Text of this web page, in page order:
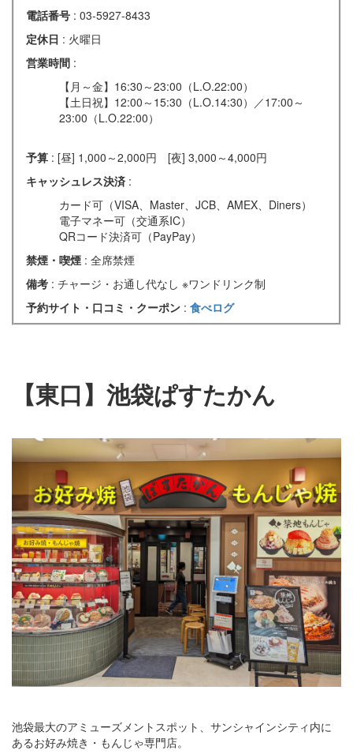
電話番号 : 03-5927-8433
定休日 : 火曜日
営業時間 :
【月～金】16:30～23:00（L.O.22:00）
【土日祝】12:00～15:30（L.O.14:30）／17:00～
23:00（L.O.22:00）
予算 : [昼] 1,000～2,000円 [夜] 3,000～4,000円
キャッシュレス決済 :
カード可（VISA、Master、JCB、AMEX、Diners）
電子マネー可（交通系IC）
QRコード決済可（PayPay）
禁煙・喫煙 : 全席禁煙
備考 : チャージ・お通し代なし ※ワンドリンク制
予約サイト・口コミ・クーポン : 食べログ
【東口】池袋ぱすたかん
池袋最大のアミューズメントスポット、サンシャインシティ内に
あるお好み焼き・もんじゃ専門店。